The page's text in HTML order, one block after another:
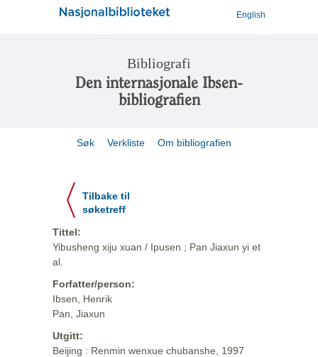
English
Bibliografi
Den internasjonale Ibsen-
bibliografien
Søk Verkliste Om bibliografien
Tilbake til
søketreff
Tittel:
Yibusheng xiju xuan / Ipusen ; Pan Jiaxun yi et
al.
Forfatter/person:
Ibsen, Henrik
Pan, Jiaxun
Utgitt:
Beijing : Renmin wenxue chubanshe, 1997